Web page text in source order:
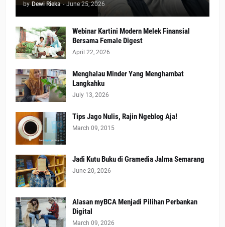
by Dewi Rieka - June 25, 2026
Webinar Kartini Modern Melek Finansial
Bersama Female Digest
April 22, 2026
Menghalau Minder Yang Menghambat
Langkahku
July 13, 2026
Tips Jago Nulis, Rajin Ngeblog Aja!
March 09, 2015
Jadi Kutu Buku di Gramedia Jalma Semarang
June 20, 2026
Alasan myBCA Menjadi Pilihan Perbankan
Digital
March 09, 2026